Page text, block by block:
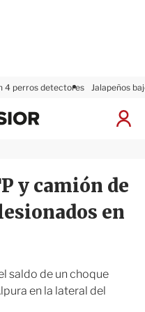
4 perros detectores Jalapeños
I
a
S
x
i
r
y camión de
en
saldo de un choque
en la lateral del